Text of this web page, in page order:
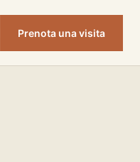
Prenota una visita